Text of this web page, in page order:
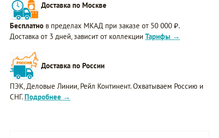
Доставка по Москве
Бесплатно в пределах МКАД при заказе от 50 000 ₽.
Доставка от 3 дней, зависит от коллекции Тарифы →
Доставка по России
ПЭК, Деловые Линии, Рейл Континент. Охватываем Россию и
СНГ. Подробнее →